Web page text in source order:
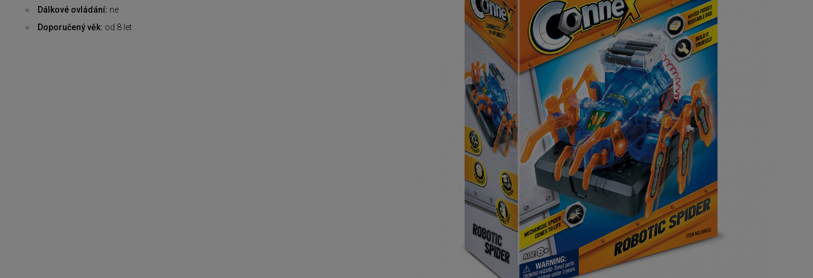
Dálkové ovládání: ne
Doporučený věk: od 8 let